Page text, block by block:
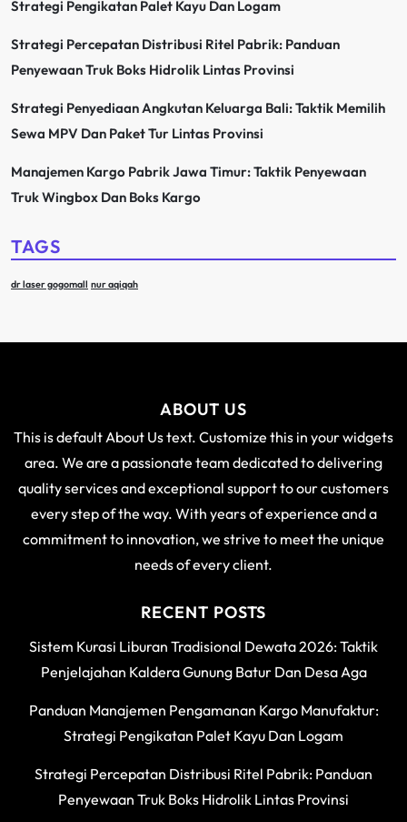
Strategi Pengikatan Palet Kayu Dan Logam
Strategi Percepatan Distribusi Ritel Pabrik: Panduan
Penyewaan Truk Boks Hidrolik Lintas Provinsi
Strategi Penyediaan Angkutan Keluarga Bali: Taktik Memilih
Sewa MPV Dan Paket Tur Lintas Provinsi
Manajemen Kargo Pabrik Jawa Timur: Taktik Penyewaan
Truk Wingbox Dan Boks Kargo
TAGS
dr laser gogomall nur aqiqah
ABOUT US
This is default About Us text. Customize this in your widgets
area. We are a passionate team dedicated to delivering
quality services and exceptional support to our customers
every step of the way. With years of experience and a
commitment to innovation, we strive to meet the unique
needs of every client.
RECENT POSTS
Sistem Kurasi Liburan Tradisional Dewata 2026: Taktik
Penjelajahan Kaldera Gunung Batur Dan Desa Aga
Panduan Manajemen Pengamanan Kargo Manufaktur:
Strategi Pengikatan Palet Kayu Dan Logam
Strategi Percepatan Distribusi Ritel Pabrik: Panduan
Penyewaan Truk Boks Hidrolik Lintas Provinsi